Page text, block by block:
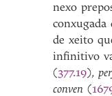
nexo
de xeito
infinitivo
(377.19),
conven(